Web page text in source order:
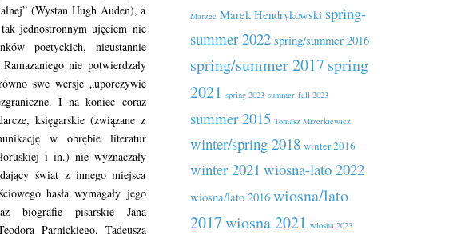
(Wystan Hugh Auden), a
jednostronnym ujęciem nie
poetyckich, nieustannie
nie potwierdzały
swe wersje „uporczywie
I na koniec coraz
księgarskie (związane z
w obrębie literatur
i in.) nie wyznaczały
świat z innego miejsca
hasła wymagały jego
biografie pisarskie Jana
Parnickiego, Tadeusza
Marzec Marek Hendrykowski spring-
summer 2022 spring/summer 2016
spring/summer 2017 spring
2021 spring 2023 summer-fall 2023
summer 2015 Tomasz Mizerkiewicz
winter/spring 2018 winter 2016
winter 2021 wiosna-lato 2022
wiosna/lato 2016 wiosna/lato
2017wiosna 2021 wiosna 2023